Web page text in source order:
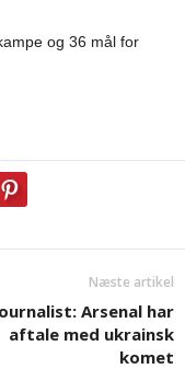
og 36 mål for
Næste artikel
Arsenal har
aftale med ukrainsk
komet